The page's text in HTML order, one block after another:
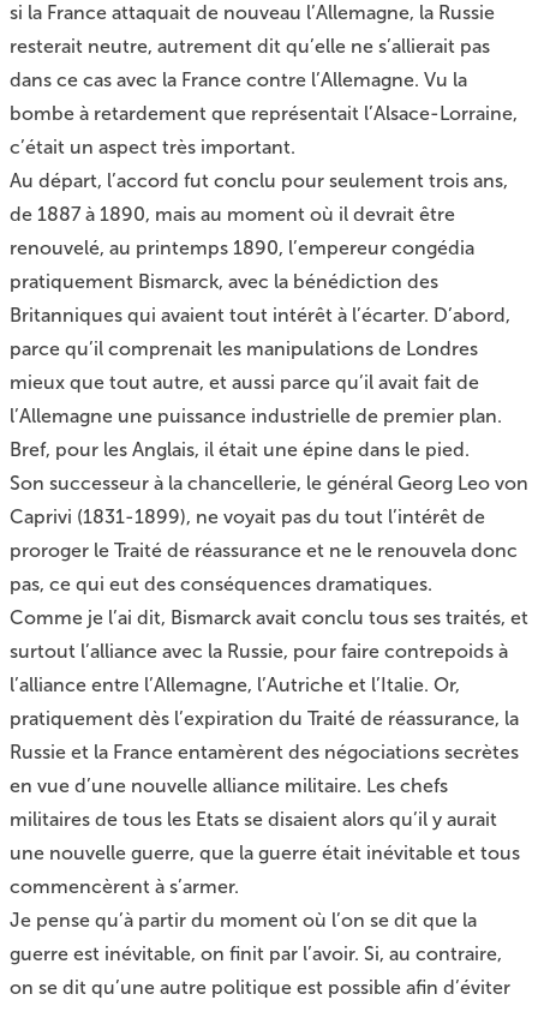
si la France attaquait de nouveau l’Allemagne, la Russie
resterait neutre, autrement dit qu’elle ne s’allierait pas
dans ce cas avec la France contre l’Allemagne. Vu la
bombe à retardement que représentait l’Alsace-Lorraine,
c’était un aspect très important.
Au départ, l’accord fut conclu pour seulement trois ans,
de 1887 à 1890, mais au moment où il devrait être
renouvelé, au printemps 1890, l’empereur congédia
pratiquement Bismarck, avec la bénédiction des
Britanniques qui avaient tout intérêt à l’écarter. D’abord,
parce qu’il comprenait les manipulations de Londres
mieux que tout autre, et aussi parce qu’il avait fait de
l’Allemagne une puissance industrielle de premier plan.
Bref, pour les Anglais, il était une épine dans le pied.
Son successeur à la chancellerie, le général Georg Leo von
Caprivi (1831-1899), ne voyait pas du tout l’intérêt de
proroger le Traité de réassurance et ne le renouvela donc
pas, ce qui eut des conséquences dramatiques.
Comme je l’ai dit, Bismarck avait conclu tous ses traités, et
surtout l’alliance avec la Russie, pour faire contrepoids à
l’alliance entre l’Allemagne, l’Autriche et l’Italie. Or,
pratiquement dès l’expiration du Traité de réassurance, la
Russie et la France entamèrent des négociations secrètes
en vue d’une nouvelle alliance militaire. Les chefs
militaires de tous les Etats se disaient alors qu’il y aurait
une nouvelle guerre, que la guerre était inévitable et tous
commencèrent à s’armer.
Je pense qu’à partir du moment où l’on se dit que la
guerre est inévitable, on finit par l’avoir. Si, au contraire,
on se dit qu’une autre politique est possible afin d’éviter